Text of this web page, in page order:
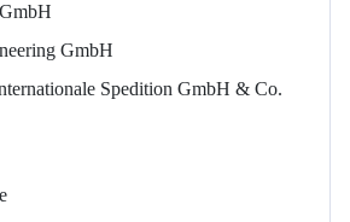
GmbH
Spedition GmbH & Co.